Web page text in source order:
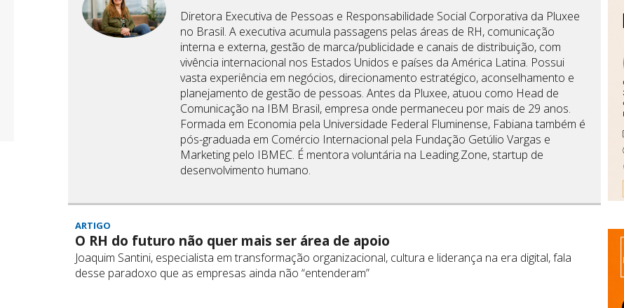
Diretora Executiva de Pessoas e Responsabilidade Social Corporativa da Pluxee
no Brasil. A executiva acumula passagens pelas áreas de RH, comunicação
interna e externa, gestão de marca/publicidade e canais de distribuição, com
vivência internacional nos Estados Unidos e países da América Latina. Possui
vasta experiência em negócios, direcionamento estratégico, aconselhamento e
planejamento de gestão de pessoas. Antes da Pluxee, atuou como Head de
Comunicação na IBM Brasil, empresa onde permaneceu por mais de 29 anos.
Formada em Economia pela Universidade Federal Fluminense, Fabiana também é
pós-graduada em Comércio Internacional pela Fundação Getúlio Vargas e
Marketing pelo IBMEC. É mentora voluntária na Leading.Zone, startup de
desenvolvimento humano.
ARTIGO
O RH do futuro não quer mais ser área de apoio
Joaquim Santini, especialista em transformação organizacional, cultura e liderança na era digital, fala
desse paradoxo que as empresas ainda não “entenderam”